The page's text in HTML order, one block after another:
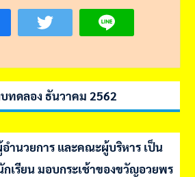
ทดลอง​ ธันวาคม 2562
อำนวยการ และคณะผู้บริหาร เป็น
เรียน มอบกระเช้าของขวัญอวยพร